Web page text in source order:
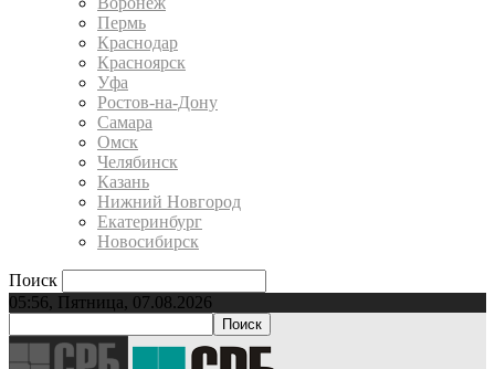
Пермь
Краснодар
Красноярск
Уфа
Ростов-на-Дону
Самара
Омск
Челябинск
Казань
Нижний Новгород
Екатеринбург
Новосибирск
Поиск
05:56, Пятница, 07.08.2026